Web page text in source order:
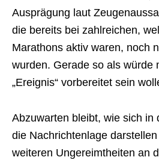
Ausprägung laut
die bereits bei zahlreichen,
Marathons aktiv waren, noch
wurden. Gerade so als würde
„Ereignis“ vorbereitet sein
Abzuwarten bleibt, wie sich in
die Nachrichtenlage
weiteren Ungereimtheiten an